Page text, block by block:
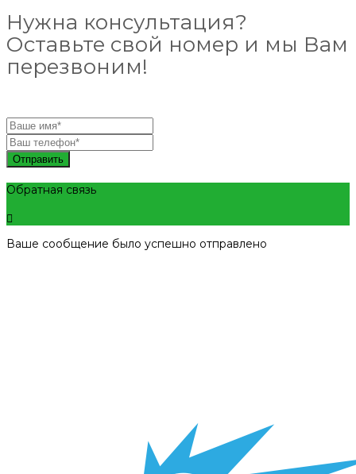
Нужна консультация?
Оставьте свой номер и мы Вам
перезвоним!
Отправить
Обратная связь
Ваше сообщение было успешно отправлено